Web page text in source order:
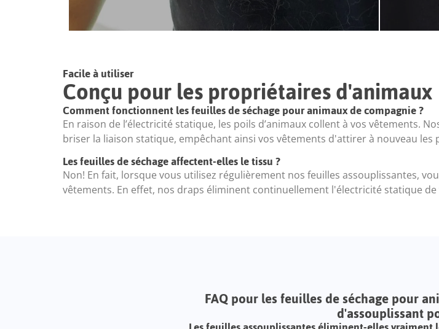
Facile à utiliser
Conçu pour les propriétaires d'animaux
Comment fonctionnent les feuilles de séchage pour animaux de compagnie ?
En raison de l’électricité statique, les poils d’animaux collent à vos vêtements.
briser la liaison statique, empêchant ainsi vos vêtements d'attirer à nouveau les
Les feuilles de séchage affectent-elles le tissu ?
Non! En fait, lorsque vous utilisez régulièrement nos feuilles assouplissantes,
vêtements. En effet, nos draps éliminent continuellement l'électricité statique de
FAQ pour les feuilles de séchage pour
d'assouplissant